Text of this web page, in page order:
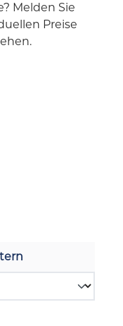
Melden Sie
Preise